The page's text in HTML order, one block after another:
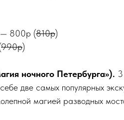
— 800р (810р)
990р)
ночного Петербурга»).
две самых популярных
магией разводных